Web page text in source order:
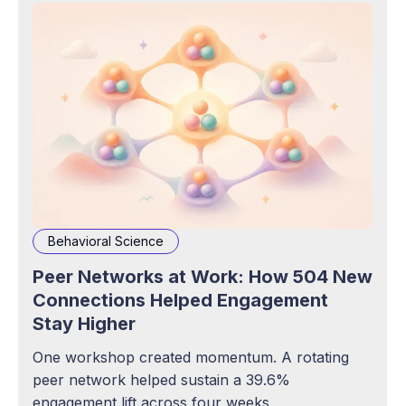
Behavioral Science
Peer Networks at Work: How 504 New
Connections Helped Engagement
Stay Higher
One workshop created momentum. A rotating
peer network helped sustain a 39.6%